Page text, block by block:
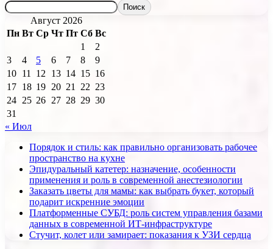
Поиск
Август 2026
Пн Вт Ср Чт Пт Сб Вс
1
2
3
4 5 6 7 8
9
10 11 12 13 14 15 16
17 18 19 20 21 22 23
24 25 26 27 28 29 30
31
« Июл
Порядок и стиль: как правильно организовать рабочее
пространство на кухне
Эпидуральный катетер: назначение, особенности
применения и роль в современной анестезиологии
Заказать цветы для мамы: как выбрать букет, который
подарит искренние эмоции
Платформенные СУБД: роль систем управления базами
данных в современной ИТ-инфраструктуре
Стучит, колет или замирает: показания к УЗИ сердца